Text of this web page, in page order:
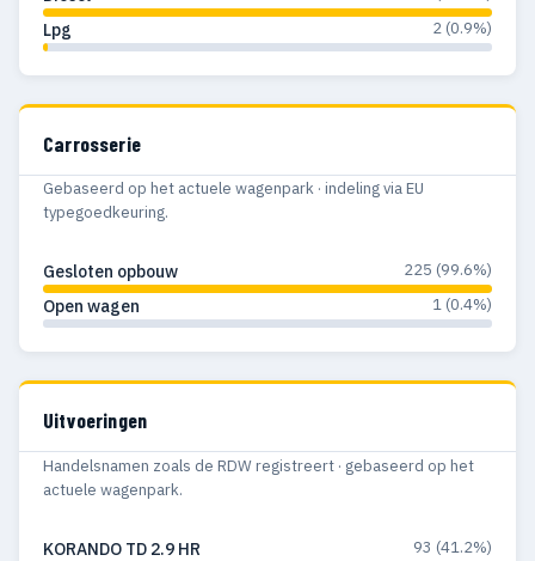
Lpg 2 (0.9%)
Carrosserie
Gebaseerd op het actuele wagenpark · indeling via EU
typegoedkeuring.
Gesloten opbouw 225 (99.6%)
Open wagen 1 (0.4%)
Uitvoeringen
Handelsnamen zoals de RDW registreert · gebaseerd op het
actuele wagenpark.
KORANDO TD 2.9 HR 93 (41.2%)